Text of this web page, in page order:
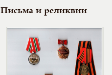
Письма и реликвии